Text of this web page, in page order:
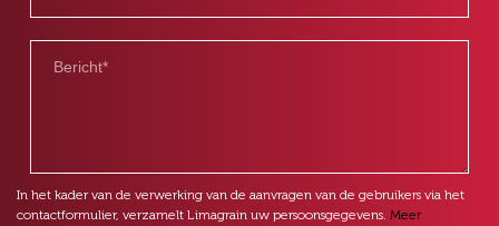
In het kader van de verwerking van de aanvragen van de gebruikers via het
contactformulier, verzamelt Limagrain uw persoonsgegevens. Meer